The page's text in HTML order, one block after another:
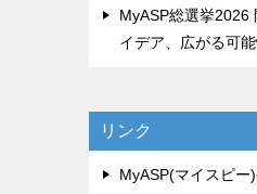
MyASP総選挙2026
イデア、広がる可
リンク
MyASP(マイスピー